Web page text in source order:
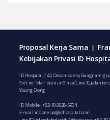
Proposal Kerja Sama |
Kebijakan Privasi ID
ID Hospital, 142, Dosan-daero, Gangnam-gu,
Exit no 1 dari stasiun Sinsa (Line 3), jalan
Young Dong.
ID Mobile :+82-10-3628-5904
E-mail: indonesia@idhospital.com